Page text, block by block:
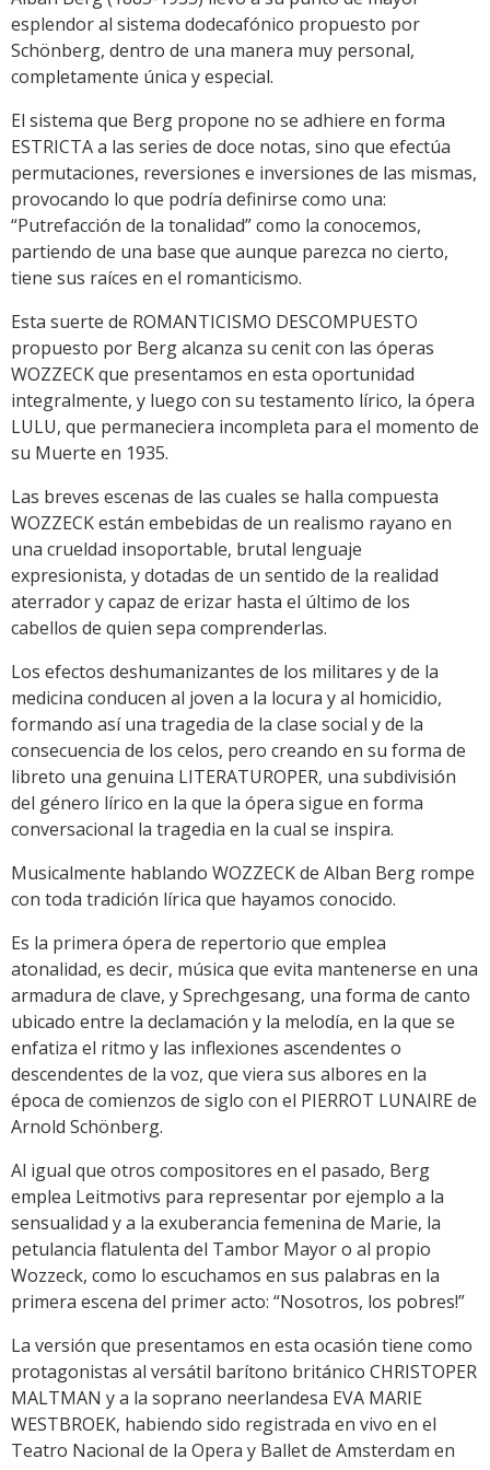
esplendor al sistema dodecafónico propuesto por
Schönberg, dentro de una manera muy personal,
completamente única y especial.
El sistema que Berg propone no se adhiere en forma
ESTRICTA a las series de doce notas, sino que efectúa
permutaciones, reversiones e inversiones de las mismas,
provocando lo que podría definirse como una:
“Putrefacción de la tonalidad” como la conocemos,
partiendo de una base que aunque parezca no cierto,
tiene sus raíces en el romanticismo.
Esta suerte de ROMANTICISMO DESCOMPUESTO
propuesto por Berg alcanza su cenit con las óperas
WOZZECK que presentamos en esta oportunidad
integralmente, y luego con su testamento lírico, la ópera
LULU, que permaneciera incompleta para el momento de
su Muerte en 1935.
Las breves escenas de las cuales se halla compuesta
WOZZECK están embebidas de un realismo rayano en
una crueldad insoportable, brutal lenguaje
expresionista, y dotadas de un sentido de la realidad
aterrador y capaz de erizar hasta el último de los
cabellos de quien sepa comprenderlas.
Los efectos deshumanizantes de los militares y de la
medicina conducen al joven a la locura y al homicidio,
formando así una tragedia de la clase social y de la
consecuencia de los celos, pero creando en su forma de
libreto una genuina LITERATUROPER, una subdivisión
del género lírico en la que la ópera sigue en forma
conversacional la tragedia en la cual se inspira.
Musicalmente hablando WOZZECK de Alban Berg rompe
con toda tradición lírica que hayamos conocido.
Es la primera ópera de repertorio que emplea
atonalidad, es decir, música que evita mantenerse en una
armadura de clave, y Sprechgesang, una forma de canto
ubicado entre la declamación y la melodía, en la que se
enfatiza el ritmo y las inflexiones ascendentes o
descendentes de la voz, que viera sus albores en la
época de comienzos de siglo con el PIERROT LUNAIRE de
Arnold Schönberg.
Al igual que otros compositores en el pasado, Berg
emplea Leitmotivs para representar por ejemplo a la
sensualidad y a la exuberancia femenina de Marie, la
petulancia flatulenta del Tambor Mayor o al propio
Wozzeck, como lo escuchamos en sus palabras en la
primera escena del primer acto: “Nosotros, los pobres!”
La versión que presentamos en esta ocasión tiene como
protagonistas al versátil barítono británico CHRISTOPER
MALTMAN y a la soprano neerlandesa EVA MARIE
WESTBROEK, habiendo sido registrada en vivo en el
Teatro Nacional de la Opera y Ballet de Amsterdam en